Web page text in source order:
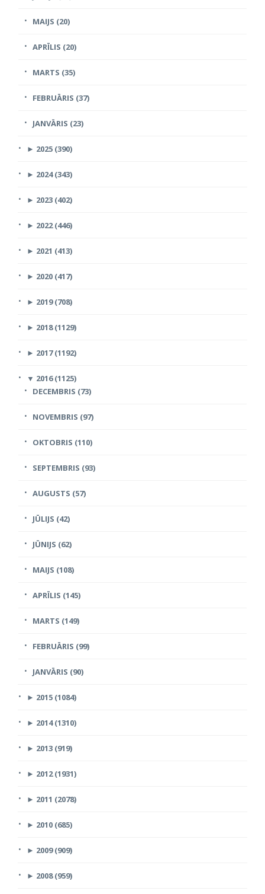
MAIJS (20)
APRĪLIS (20)
MARTS (35)
FEBRUĀRIS (37)
JANVĀRIS (23)
► 2025 (390)
► 2024 (343)
► 2023 (402)
► 2022 (446)
► 2021 (413)
► 2020 (417)
► 2019 (708)
► 2018 (1129)
► 2017 (1192)
▼ 2016 (1125)
DECEMBRIS (73)
NOVEMBRIS (97)
OKTOBRIS (110)
SEPTEMBRIS (93)
AUGUSTS (57)
JŪLIJS (42)
JŪNIJS (62)
MAIJS (108)
APRĪLIS (145)
MARTS (149)
FEBRUĀRIS (99)
JANVĀRIS (90)
► 2015 (1084)
► 2014 (1310)
► 2013 (919)
► 2012 (1931)
► 2011 (2078)
► 2010 (685)
► 2009 (909)
► 2008 (959)